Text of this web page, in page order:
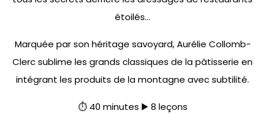
étoilés…
Marquée par son héritage savoyard, Aurélie Collomb-
Clerc sublime les grands classiques de la pâtisserie en
intégrant les produits de la montagne avec subtilité.
⏱️ 40 minutes ▶️ 8 leçons